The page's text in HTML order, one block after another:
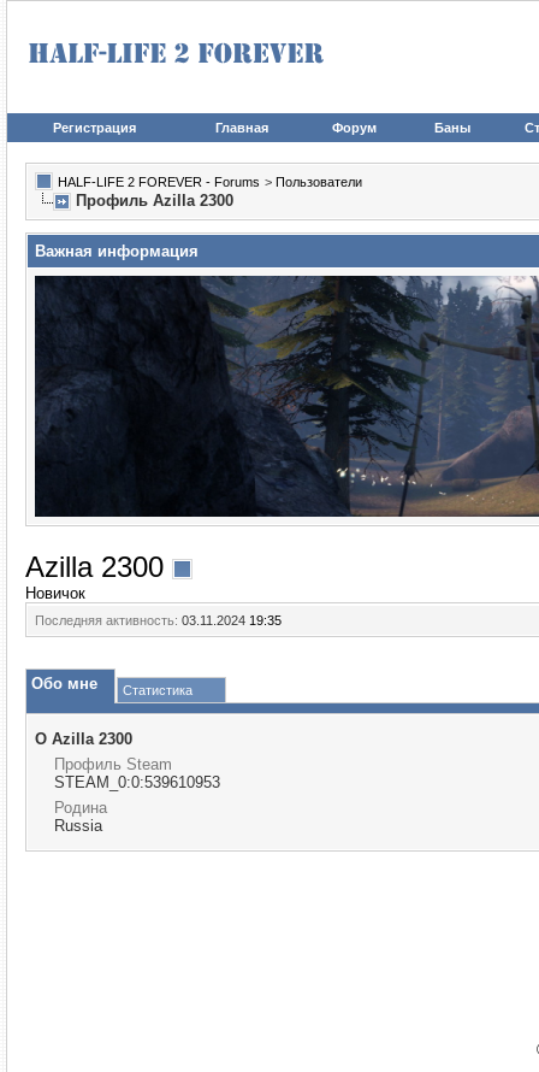
Регистрация Главная Форум Баны
HALF-LIFE 2 FOREVER - Forums > Пользователи
Профиль Azilla 2300
Важная информация
Azilla 2300
Новичок
Последняя активность: 03.11.2024 19:35
Обо мне Статистика
О Azilla 2300
Профиль Steam
STEAM_0:0:539610953
Родина
Russia